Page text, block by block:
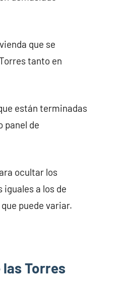
que se
tanto en
están terminadas
panel de
ocultar los
a los de
puede variar.
Torres